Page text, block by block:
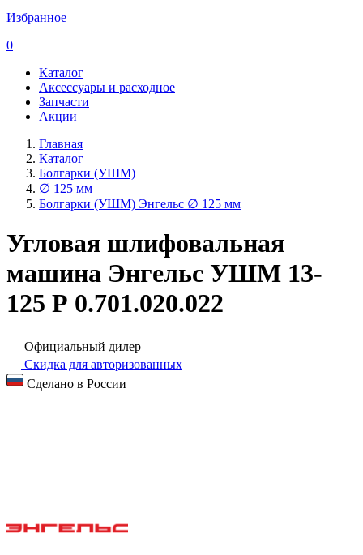
Избранное
0
Каталог
Аксессуары и расходное
Запчасти
Акции
Главная
Каталог
Болгарки (УШМ)
∅ 125 мм
Болгарки (УШМ) Энгельс ∅ 125 мм
Угловая шлифовальная
машина Энгельс УШМ 13-
125 Р 0.701.020.022
Официальный дилер
Скидка для авторизованных
Сделано в России